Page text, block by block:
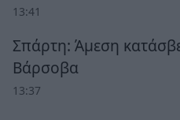
13:41
Σπάρτη: Άμεση
Βάρσοβα
13:37